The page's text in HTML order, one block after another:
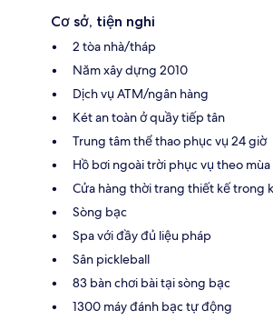
Cơ sở, tiện nghi
2 tòa nhà/tháp
Năm xây dựng 2010
Dịch vụ ATM/ngân hàng
Két an toàn ở quầy tiếp tân
Trung tâm thể thao phục vụ 24 giờ
Hồ bơi ngoài trời phục vụ theo mùa
Cửa hàng thời trang thiết kế trong
Sòng bạc
Spa với đầy đủ liệu pháp
Sân pickleball
83 bàn chơi bài tại sòng bạc
1300 máy đánh bạc tự động